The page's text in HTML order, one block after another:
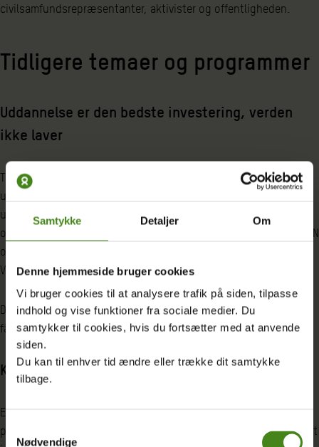
Samtykke Detaljer Om
Denne hjemmeside bruger cookies
Vi bruger cookies til at analysere trafik på siden, tilpasse
indhold og vise funktioner fra sociale medier. Du
samtykker til cookies, hvis du fortsætter med at anvende
siden.
Du kan til enhver tid ændre eller trække dit samtykke
tilbage.
Nødvendige
civilsamfundsrepræsentanter, aktivister og offentligheden.
Tidligere temaer og programmer
Uddannelse er den bedste investering, verden
ikke laver
Til et Morning Brief præsenterede Oxfam Danmarks seneste
uddannelsesrapport med temaet, at verden ikke investerer nok i
uddannelse, selv hvor behovet er størst. Der deltog
oplægsholdere som Jacob Blasius, Dansk ungdomsdelegat til FN
og rådgiver hos GSF, og medlem af Folketinget for Radikale
Venstre, Christian Friis Bach.
Debatten handlede om, hvordan alle verdens børn og unge kan
få adgang til kvalitetsuddannelse .
Klimaretfærdighed: En planet for de 99 %
Et andet Morning Brief handlede om klimaulighed og
præsentation af Oxfams nyeste klimarapport. Her blev temaet sat